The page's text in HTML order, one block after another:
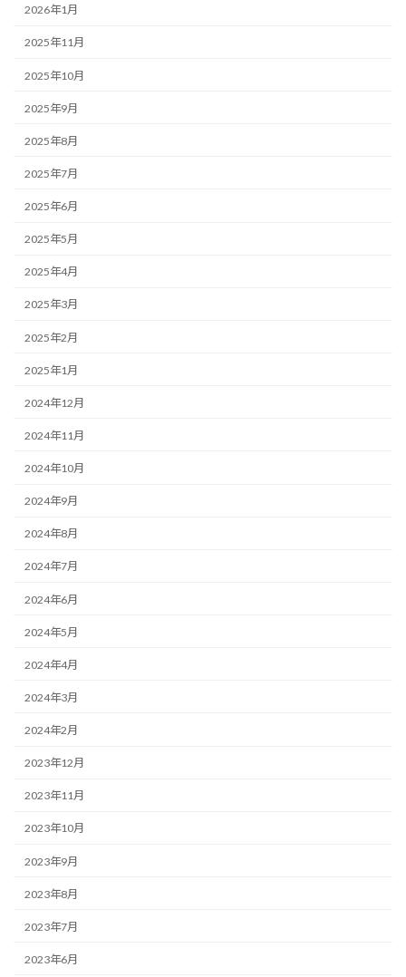
2026年1月
2025年11月
2025年10月
2025年9月
2025年8月
2025年7月
2025年6月
2025年5月
2025年4月
2025年3月
2025年2月
2025年1月
2024年12月
2024年11月
2024年10月
2024年9月
2024年8月
2024年7月
2024年6月
2024年5月
2024年4月
2024年3月
2024年2月
2023年12月
2023年11月
2023年10月
2023年9月
2023年8月
2023年7月
2023年6月